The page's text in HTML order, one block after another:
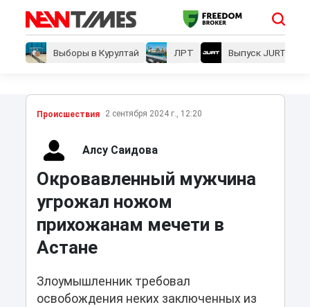
Выборы в Курултай ЛРТ Выпуск JURT
Проиcшествия 2 сентября 2024 г., 12:20
Алсу Саидова
Окровавленный мужчина
угрожал ножом
прихожанам мечети в
Астане
Злоумышленник требовал
освобождения неких заключенных из